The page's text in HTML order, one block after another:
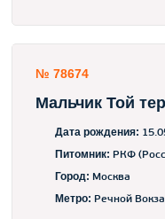
№ 78674
Мальчик Той
Дата рождения:
Питомник: РКФ
Город: Москва
Метро: Речной